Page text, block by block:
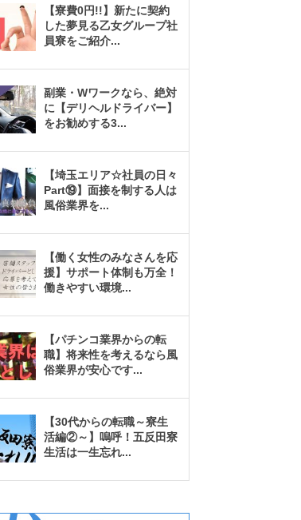
【寮費0円!!】新たに契約
した夢見る乙女グループ社
員寮をご紹介...
副業・Wワークなら、絶対
に【デリヘルドライバー】
をお勧めする3...
【埼玉エリア☆社員の日々
Part⑲】面接を制する人は
風俗業界を...
【働く女性のみなさんを応
援】サポート体制も万全！
働きやすい環境...
【パチンコ業界からの転
職】将来性を考えるなら風
俗業界が安心です...
【30代からの転職～寮生
活編②～】嗚呼！五反田寮
生活は一生忘れ...